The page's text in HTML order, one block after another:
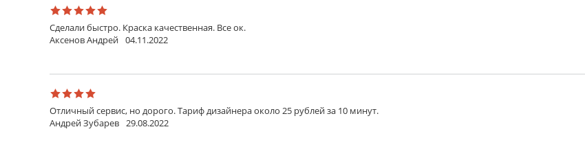
Сделали быстро. Краска качественная. Все ок.
Аксенов Андрей 04.11.2022
Отличный сервис, но дорого. Тариф дизайнера около 25 рублей за 10 минут.
Андрей Зубарев 29.08.2022